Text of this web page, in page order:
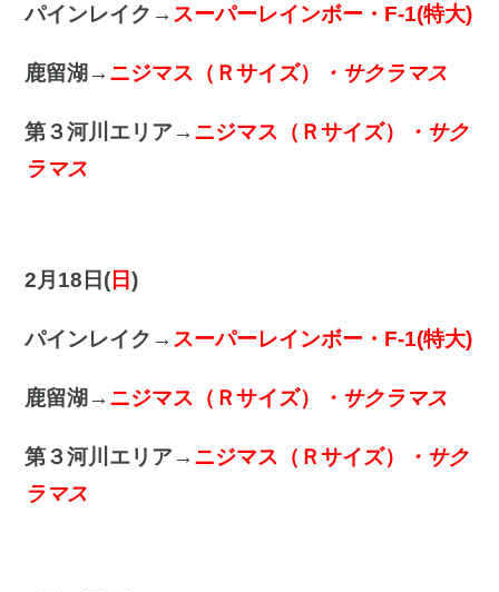
パインレイク→ スーパーレインボー・F-1(特大)
鹿留湖→ ニジマス（Ｒサイズ） ・サクラマス
第３河川エリア→ ニジマス（Ｒサイズ）
・サク
ラマス
2月18日( 日)
パインレイク→ スーパーレインボー・F-1(特大)
鹿留湖→ ニジマス（Ｒサイズ） ・サクラマス
第３河川エリア→ ニジマス（Ｒサイズ）
・サク
ラマス